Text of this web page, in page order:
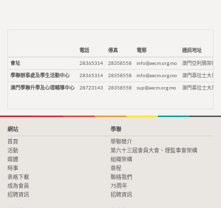
電話 傳真 電郵 通訊地址
會址 28365314 28358558 info@aecm.org.mo 澳門亞利鴉架街9
學聯辦事處及學生活動中心 28365314 28358558 info@aecm.org.mo 澳門慕拉士大馬
澳門學聯升學及心理輔導中心 28723143 28358558 sup@aecm.org.mo 澳門慕拉士大馬
網站
首頁
活動
媒體
時事
表格下載
成為會員
招聘資訊
學聯
學聯簡介
第六十三屆會員大會、理監事會架構
組織架構
章程
聯絡我們
75周年
招聘資訊